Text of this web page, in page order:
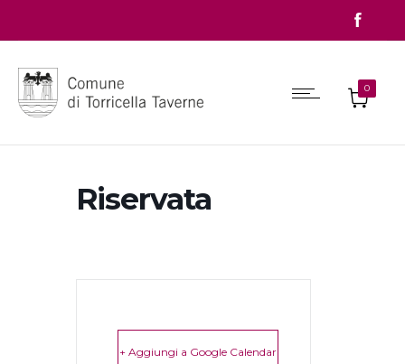
0
Riservata
+ Aggiungi a Google Calendar